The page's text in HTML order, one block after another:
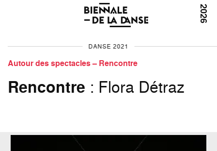
DANSE 2021
Autour des spectacles – Rencontre
Rencontre : Flora Détraz
2026